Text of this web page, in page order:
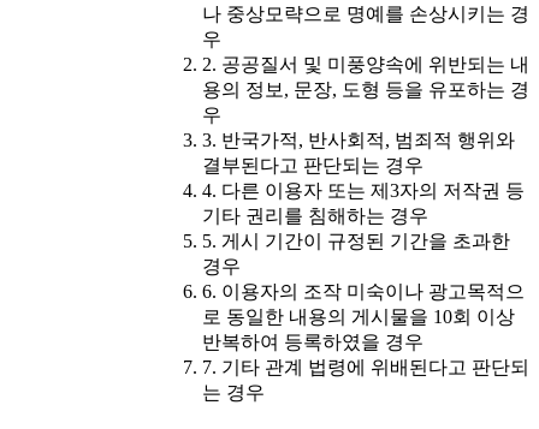
나 중상모략으로 명예를 손상시키는 경
우
2. 공공질서 및 미풍양속에 위반되는 내
용의 정보, 문장, 도형 등을 유포하는 경
우
3. 반국가적, 반사회적, 범죄적 행위와
결부된다고 판단되는 경우
4. 다른 이용자 또는 제3자의 저작권 등
기타 권리를 침해하는 경우
5. 게시 기간이 규정된 기간을 초과한
경우
6. 이용자의 조작 미숙이나 광고목적으
로 동일한 내용의 게시물을 10회 이상
반복하여 등록하였을 경우
7. 기타 관계 법령에 위배된다고 판단되
는 경우